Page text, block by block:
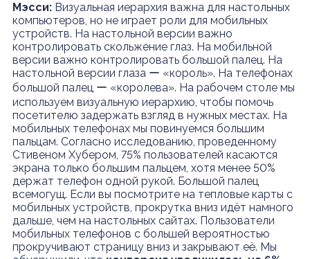
Мэсси:Визуальная иерархия важна для настольных
компьютеров, но не играет роли для мобильных
устройств. На настольной версии важно
контролировать скольжение глаз. На мобильной
версии важно контролировать большой палец. На
настольной версии глаза ー «король». На телефонах
большой палец ー «королева». На рабочем столе мы
используем визуальную иерархию, чтобы помочь
посетителю задержать взгляд в нужных местах. На
мобильных телефонах мы повинуемся большим
пальцам. Согласно исследованию, проведенному
Стивеном Хубером, 75% пользователей касаются
экрана только большим пальцем, хотя менее 50%
держат телефон одной рукой. Большой палец
всемогущ. Если вы посмотрите на тепловые карты с
мобильных устройств, прокрутка вниз идёт намного
дальше, чем на настольных сайтах. Пользователи
мобильных телефонов с большей вероятностью
прокручивают страницу вниз и закрывают её. Мы